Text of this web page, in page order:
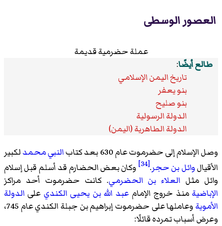
العصور الوسطى
عملة حضرمية قديمة
طالع أيضًا:
تاريخ اليمن الإسلامي
بنو يعفر
بنو صليح
الدولة الرسولية
الدولة الطاهرية (اليمن)
وصل الإسلام إلى حضرموت عام 630 بعد كتاب
النبي محمدلكبير
الأقيالوائل بن حجر.
[34]
وكان بعض الحضارم قد أسلم قبل إسلام
وائل مثل العلاء بن الحضرمي. كانت حضرموت أحد مراكز
الإباضية منذ خروج الإمام عبد الله بن يحيى الكندي على الدولة
الأموية
وعاملها على حضرموت إبراهيم بن جبلة الكندي عام 745،
وعرض أسباب تمرده قائلًا: